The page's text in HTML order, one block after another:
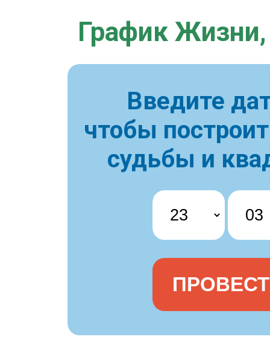
График Жизни,
Введите
чтобы
судьбы и